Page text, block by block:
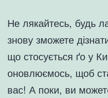
Не лякайтесь, будь
знову зможете
що стосується ґо у
оновлюємось, щоб
вас! А поки, ви